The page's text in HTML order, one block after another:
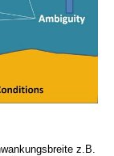
z.B.